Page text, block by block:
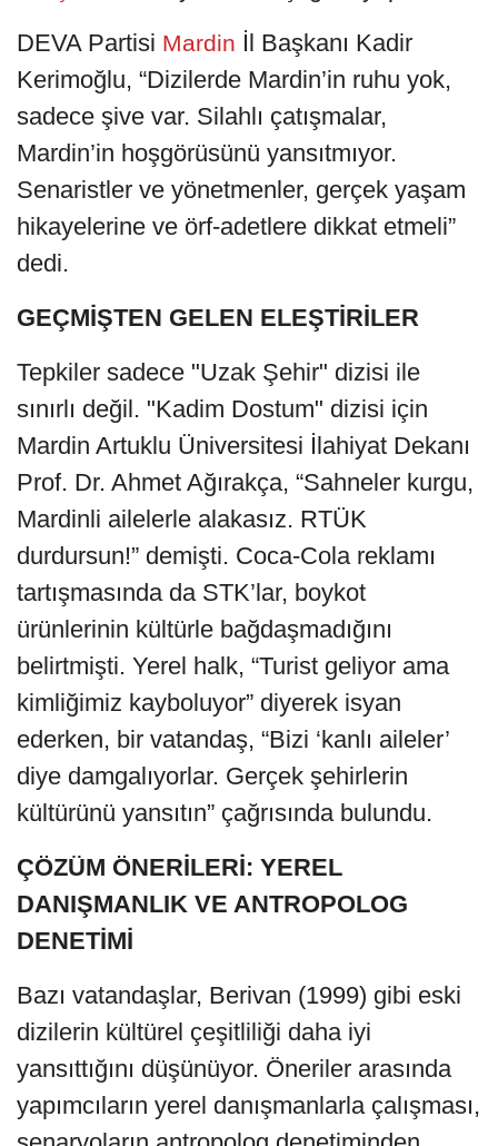
DEVA Partisi Mardin İl Başkanı Kadir
Kerimoğlu, “Dizilerde Mardin’in ruhu yok,
sadece şive var. Silahlı çatışmalar,
Mardin’in hoşgörüsünü yansıtmıyor.
Senaristler ve yönetmenler, gerçek yaşam
hikayelerine ve örf-adetlere dikkat etmeli”
dedi.
GEÇMİŞTEN GELEN ELEŞTİRİLER
Tepkiler sadece "Uzak Şehir" dizisi ile
sınırlı değil. "Kadim Dostum" dizisi için
Mardin Artuklu Üniversitesi İlahiyat Dekanı
Prof. Dr. Ahmet Ağırakça, “Sahneler kurgu,
Mardinli ailelerle alakasız. RTÜK
durdursun!” demişti. Coca-Cola reklamı
tartışmasında da STK’lar, boykot
ürünlerinin kültürle bağdaşmadığını
belirtmişti. Yerel halk, “Turist geliyor ama
kimliğimiz kayboluyor” diyerek isyan
ederken, bir vatandaş, “Bizi ‘kanlı aileler’
diye damgalıyorlar. Gerçek şehirlerin
kültürünü yansıtın” çağrısında bulundu.
ÇÖZÜM ÖNERİLERİ: YEREL
DANIŞMANLIK VE ANTROPOLOG
DENETİMİ
Bazı vatandaşlar, Berivan (1999) gibi eski
dizilerin kültürel çeşitliliği daha iyi
yansıttığını düşünüyor. Öneriler arasında
yapımcıların yerel danışmanlarla çalışması,